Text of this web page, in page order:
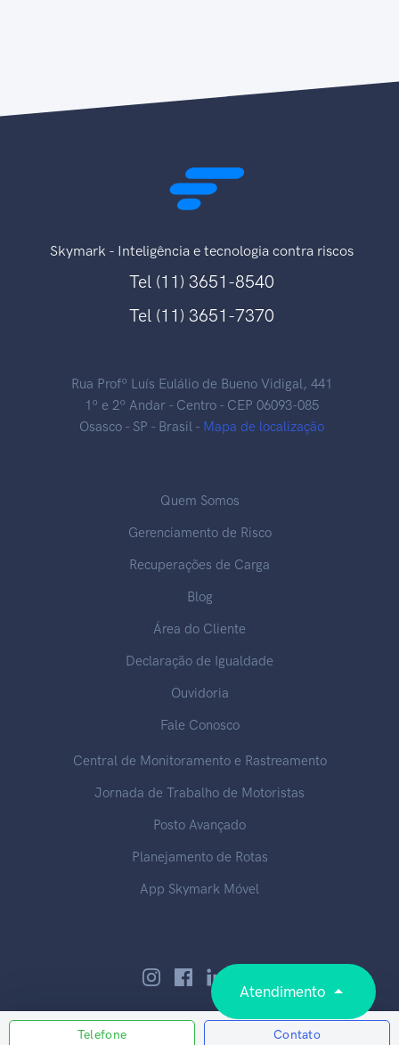
Skymark - Inteligência e tecnologia contra riscos
Tel (11) 3651-8540
Tel (11) 3651-7370
Rua Profº Luís Eulálio de Bueno Vidigal, 441
1º e 2º Andar - Centro - CEP 06093-085
Osasco - SP - Brasil - Mapa de localização
Quem Somos
Gerenciamento de Risco
Recuperações de Carga
Blog
Área do Cliente
Declaração de Igualdade
Ouvidoria
Fale Conosco
Central de Monitoramento e Rastreamento
Jornada de Trabalho de Motoristas
Posto Avançado
Planejamento de Rotas
App Skymark Móvel
Atendimento
Telefone Contato